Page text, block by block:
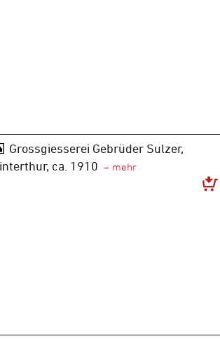
Grossgiesserei Gebrüder Sulzer,
ca. 1910